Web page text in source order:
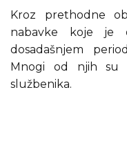
Kroz prethodne
nabavke koje je
dosadašnjem
Mnogi od njih su
službenika.